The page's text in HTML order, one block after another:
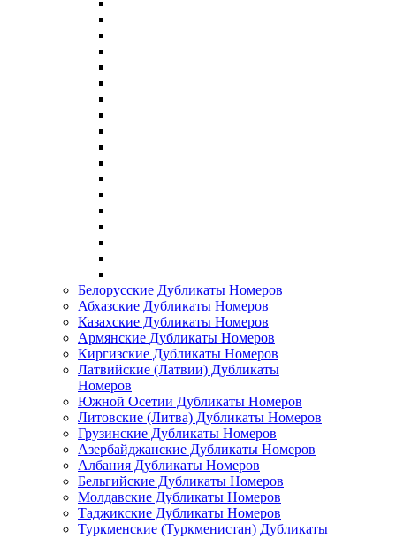
Белорусские Дубликаты Номеров
Абхазские Дубликаты Номеров
Казахские Дубликаты Номеров
Армянские Дубликаты Номеров
Киргизские Дубликаты Номеров
Латвийские (Латвии) Дубликаты
Номеров
Южной Осетии Дубликаты Номеров
Литовские (Литва) Дубликаты Номеров
Грузинские Дубликаты Номеров
Азербайджанские Дубликаты Номеров
Албания Дубликаты Номеров
Бельгийские Дубликаты Номеров
Молдавские Дубликаты Номеров
Таджикские Дубликаты Номеров
Туркменские (Туркменистан) Дубликаты